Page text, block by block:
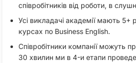
співробітників від роботи, в
Усі викладачі академії мають 5+
курсах по Business English.
Співробітники компанії можуть
30 хвилин ми в 4-и етапи